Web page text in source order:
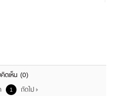
ดเห็น (0)
1 ถัดไป